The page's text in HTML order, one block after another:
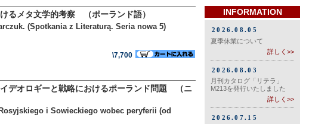
るメタ文学的考察 （ポーランド語）
(Spotkania z Literaturą. Seria nowa 5)
\7,700
デオロギーと戦略におけるポーランド問題 （ニ
i Sowieckiego wobec peryferii (od
INFORMATION